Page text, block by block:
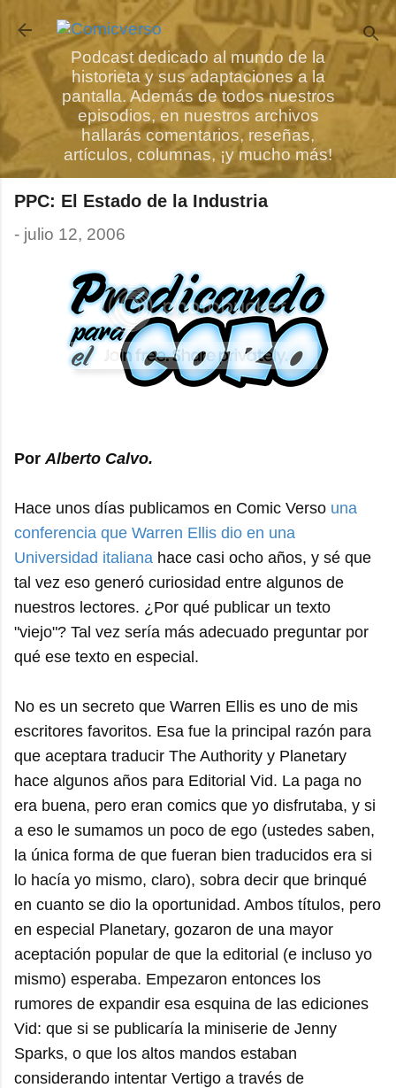
Ir al contenido principal
Podcast dedicado al mundo de la
historieta y sus adaptaciones a la
pantalla. Además de todos nuestros
episodios, en nuestros archivos
hallarás comentarios, reseñas,
artículos, columnas, ¡y mucho más!
PPC: El Estado de la Industria
- julio 12, 2006
PorAlberto Calvo.
Hace unos días publicamos en Comic Verso una
conferencia que Warren Ellis dio en una
Universidad italiana hace casi ocho años, y sé que
tal vez eso generó curiosidad entre algunos de
nuestros lectores. ¿Por qué publicar un texto
"viejo"? Tal vez sería más adecuado preguntar por
qué ese texto en especial.
No es un secreto que Warren Ellis es uno de mis
escritores favoritos. Esa fue la principal razón para
que aceptara traducir The Authority y Planetary
hace algunos años para Editorial Vid. La paga no
era buena, pero eran comics que yo disfrutaba, y si
a eso le sumamos un poco de ego (ustedes saben,
la única forma de que fueran bien traducidos era si
lo hacía yo mismo, claro), sobra decir que brinqué
en cuanto se dio la oportunidad. Ambos títulos, pero
en especial Planetary, gozaron de una mayor
aceptación popular de que la editorial (e incluso yo
mismo) esperaba. Empezaron entonces los
rumores de expandir esa esquina de las ediciones
Vid: que si se publicaría la miniserie de Jenny
Sparks, o que los altos mandos estaban
considerando intentar Vertigo a través de